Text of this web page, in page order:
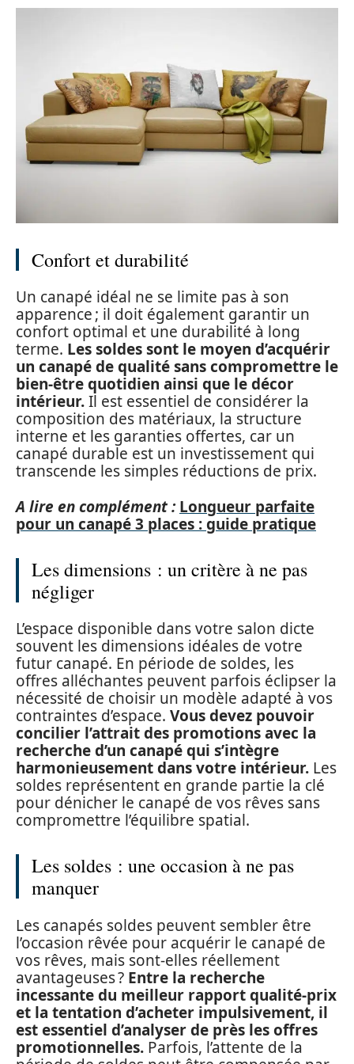
Confort et durabilité
Un canapé idéal ne se limite pas à son
apparence ; il doit également garantir un
confort optimal et une durabilité à long
terme. Les soldessont le moyen d’acquérir
un canapé de qualité sans compromettre le
bien-être quotidien ainsi que le décor
intérieur.Il est essentiel de considérer la
composition des matériaux, la structure
interne et les garanties offertes, car un
canapé durable est un investissement qui
transcende les simples réductions de prix.
A lire en complément : Longueur parfaite
pour un canapé 3 places : guide pratique
Les dimensions : un critère à ne pas
négliger
L’espace disponible dans votre salon dicte
souvent les dimensions idéales de votre
futur canapé. En période de soldes, les
offres alléchantes peuvent parfois éclipser la
nécessité de choisir un modèle adapté à vos
contraintes d’espace. Vous devez pouvoir
concilier l’attrait des promotions avec la
recherche d’un canapé qui s’intègre
harmonieusement dans votre intérieur. Les
soldes représentent en grande partie la clé
pour dénicher le canapé de vos rêves sans
compromettre l’équilibre spatial.
Les soldes : une occasion à ne pas
manquer
Les canapés soldes peuvent sembler être
l’occasion rêvée pour acquérir le canapé de
vos rêves, mais sont-elles réellement
avantageuses ? Entre la recherche
incessante du meilleur rapport qualité-prix
et la tentation d’acheter impulsivement, il
est essentiel d’analyser de près les offres
promotionnelles. Parfois, l’attente de la